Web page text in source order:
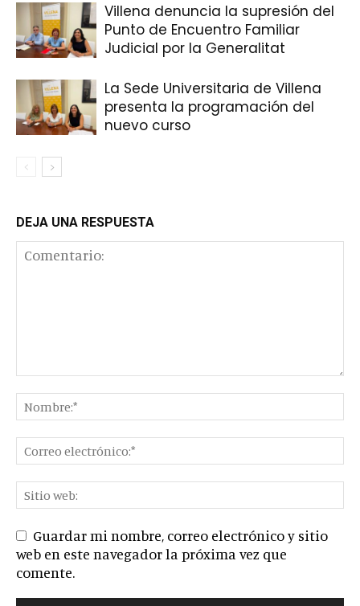
Villena denuncia la supresión del
Punto de Encuentro Familiar
Judicial por la Generalitat
La Sede Universitaria de Villena
presenta la programación del
nuevo curso
DEJA UNA RESPUESTA
Guardar mi nombre, correo electrónico y sitio
web en este navegador la próxima vez que
comente.